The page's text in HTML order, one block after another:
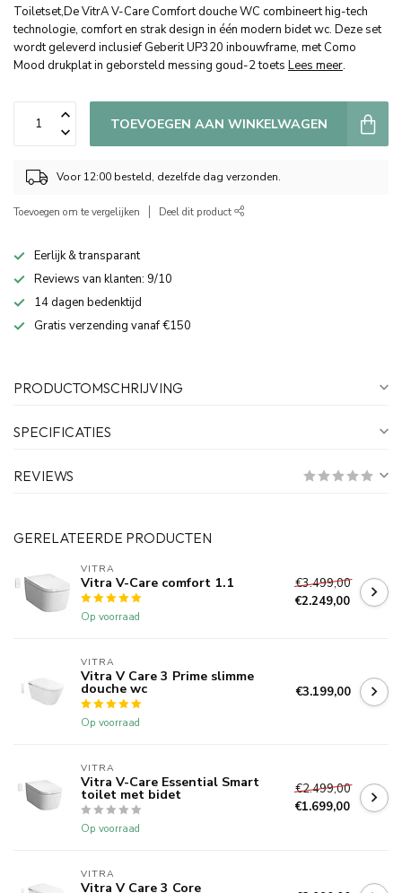
Toiletset,De VitrA V-Care Comfort douche WC combineert hig-tech
technologie, comfort en strak design in één modern bidet wc. Deze set
wordt geleverd inclusief Geberit UP320 inbouwframe, met Como
Mood drukplat in geborsteld messing goud-2 toets Lees meer.
TOEVOEGEN AAN WINKELWAGEN
Voor 12:00 besteld, dezelfde dag verzonden.
Toevoegen om te vergelijken Deel dit product
Eerlijk & transparant
Reviews van klanten: 9/10
14 dagen bedenktijd
Gratis verzending vanaf €150
PRODUCTOMSCHRIJVING
SPECIFICATIES
REVIEWS
GERELATEERDE PRODUCTEN
VITRA
Vitra V-Care comfort 1.1
Op voorraad
€3.499,00
€2.249,00
VITRA
Vitra V Care 3 Prime slimme
douche wc
Op voorraad
€3.199,00
VITRA
Vitra V-Care Essential Smart
toilet met bidet
Op voorraad
€2.499,00
€1.699,00
VITRA
Vitra V Care 3 Core